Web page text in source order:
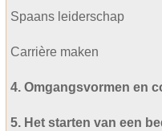
Spaans leiderschap
Carrière maken
4. Omgangsvormen en
5. Het starten van een